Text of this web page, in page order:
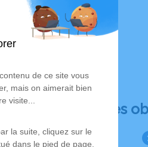
Déroulé des